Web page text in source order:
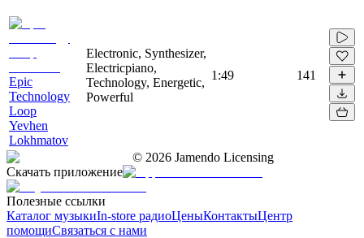
Epic
Technology
Loop
Yevhen
Lokhmatov
Electronic, Synthesizer,
Electricpiano,
Technology, Energetic,
Powerful
1:49 141
© 2026 Jamendo Licensing
Скачать приложение
Полезные ссылки
Каталог музыкиIn-store радиоЦеныКонтактыЦентр
помощиСвязаться с нами